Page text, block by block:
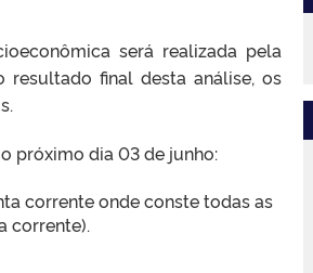
será realizada pela
resultado final desta análise, os
próximo dia 03 de junho:
corrente onde conste todas as
corrente).